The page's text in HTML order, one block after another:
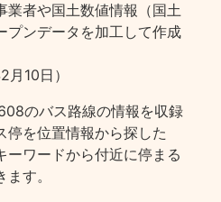
業者や国土数値情報（国土
プンデータを加工して作成
10日）
のバス路線の情報を収録
停を位置情報から探した
ーワードから付近に停まる
す。